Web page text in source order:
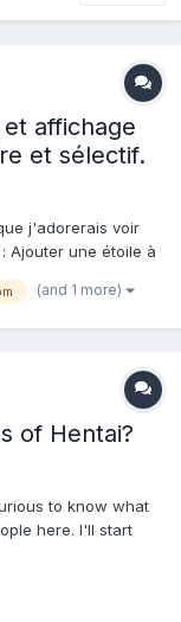
affichage
et sélectif.
j'adorerais voir
Ajouter une étoile à
les "favoris",
(and 1 more)
of Hentai?
to know what
here. I'll start
MILFs. There are